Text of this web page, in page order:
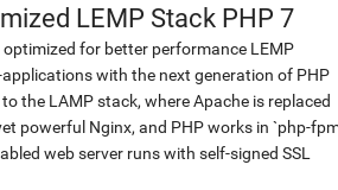
LEMP Stack PHP 7
for better performance LEMP
with the next generation of PHP
the LAMP stack, where Apache is replaced
powerful Nginx, and PHP works in `php-
web server runs with self-signed SSL